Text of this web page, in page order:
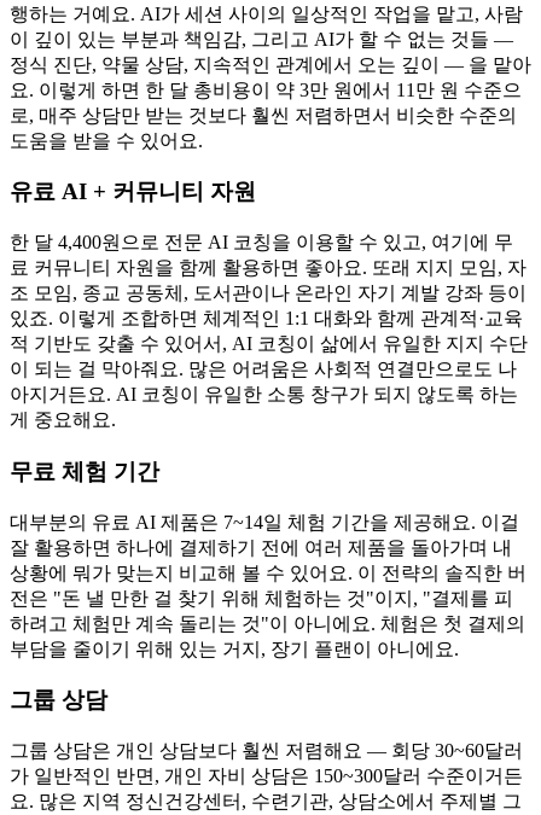
행하는 거예요. AI가 세션 사이의 일상적인 작업을 맡고, 사람
이 깊이 있는 부분과 책임감, 그리고 AI가 할 수 없는 것들 —
정식 진단, 약물 상담, 지속적인 관계에서 오는 깊이 — 을 맡아
요. 이렇게 하면 한 달 총비용이 약 3만 원에서 11만 원 수준으
로, 매주 상담만 받는 것보다 훨씬 저렴하면서 비슷한 수준의
도움을 받을 수 있어요.
유료 AI + 커뮤니티 자원
한 달 4,400원으로 전문 AI 코칭을 이용할 수 있고, 여기에 무
료 커뮤니티 자원을 함께 활용하면 좋아요. 또래 지지 모임, 자
조 모임, 종교 공동체, 도서관이나 온라인 자기 계발 강좌 등이
있죠. 이렇게 조합하면 체계적인 1:1 대화와 함께 관계적·교육
적 기반도 갖출 수 있어서, AI 코칭이 삶에서 유일한 지지 수단
이 되는 걸 막아줘요. 많은 어려움은 사회적 연결만으로도 나
아지거든요. AI 코칭이 유일한 소통 창구가 되지 않도록 하는
게 중요해요.
무료 체험 기간
대부분의 유료 AI 제품은 7~14일 체험 기간을 제공해요. 이걸
잘 활용하면 하나에 결제하기 전에 여러 제품을 돌아가며 내
상황에 뭐가 맞는지 비교해 볼 수 있어요. 이 전략의 솔직한 버
전은 "돈 낼 만한 걸 찾기 위해 체험하는 것"이지, "결제를 피
하려고 체험만 계속 돌리는 것"이 아니에요. 체험은 첫 결제의
부담을 줄이기 위해 있는 거지, 장기 플랜이 아니에요.
그룹 상담
그룹 상담은 개인 상담보다 훨씬 저렴해요 — 회당 30~60달러
가 일반적인 반면, 개인 자비 상담은 150~300달러 수준이거든
요. 많은 지역 정신건강센터, 수련기관, 상담소에서 주제별 그